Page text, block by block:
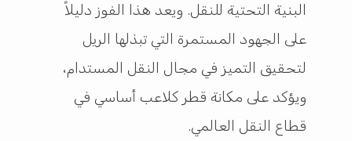
البنية التحتية للنقل. ويعد هذا الفوز دليلاً
على الجهود المستمرة التي تبذلها الريل
لتحقيق التميز في مجال النقل المستدام،
ويؤكد على مكانة قطر كلاعب أساسي في
قطاع النقل العالمي.